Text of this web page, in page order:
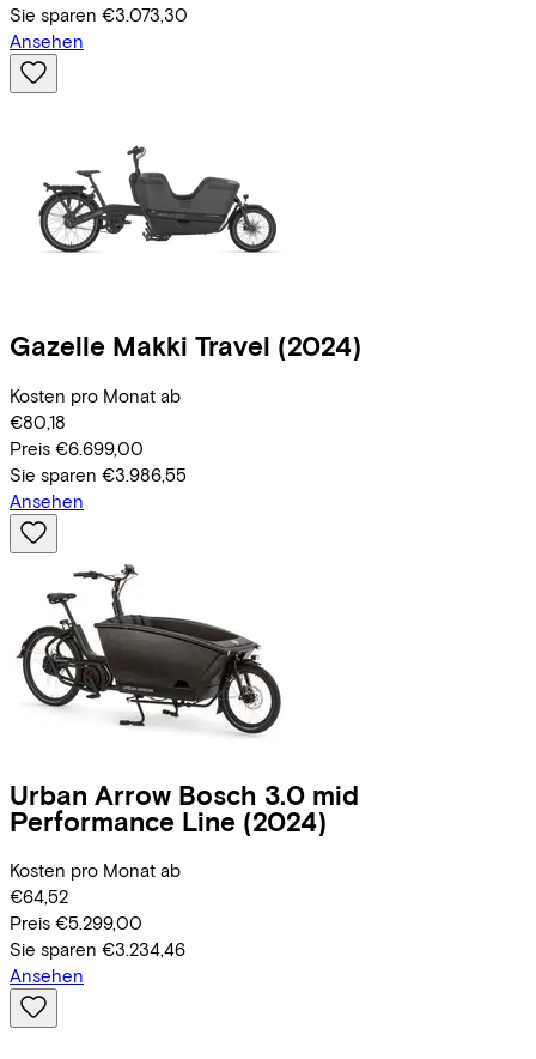
Sie sparen €3.073,30
Ansehen
Gazelle Makki Travel (2024)
Kosten pro Monat ab
€80,18
Preis €6.699,00
Sie sparen €3.986,55
Ansehen
Urban Arrow Bosch 3.0 mid
Performance Line (2024)
Kosten pro Monat ab
€64,52
Preis €5.299,00
Sie sparen €3.234,46
Ansehen